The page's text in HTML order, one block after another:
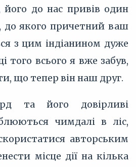
його до нас привів один
до якого причетний ваш
з цим індіанином дуже
того всього я вже забув,
що тепер він наш друг.
та його довірливі
чимдалі в ліс,
авторським
місце дії на кілька